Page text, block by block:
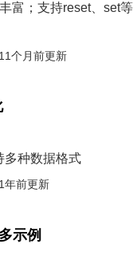
富；支持reset、set等
个月前更新
多种数据格式
年前更新
示例